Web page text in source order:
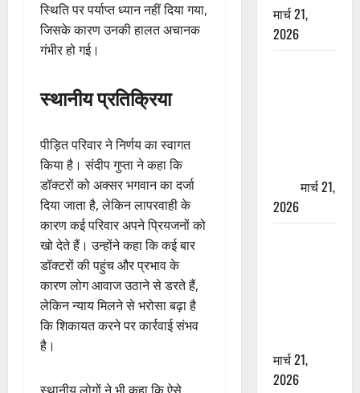
स्थिति पर पर्याप्त ध्यान नहीं दिया गया,
जिसके कारण उनकी हालत अचानक
गंभीर हो गई।
स्थानीय प्रतिक्रिया
पीड़ित परिवार ने निर्णय का स्वागत
किया है। संदीप गुप्ता ने कहा कि
डॉक्टरों को अक्सर भगवान का दर्जा
दिया जाता है, लेकिन लापरवाही के
कारण कई परिवार अपने प्रियजनों को
खो देते हैं। उन्होंने कहा कि कई बार
डॉक्टरों की पहुंच और प्रभाव के
कारण लोग आवाज उठाने से डरते हैं,
लेकिन न्याय मिलने से भरोसा बढ़ा है
कि शिकायत करने पर कार्रवाई संभव
है।
मार्च 21,
2026
मार्च 21,
2026
मार्च 21,
2026